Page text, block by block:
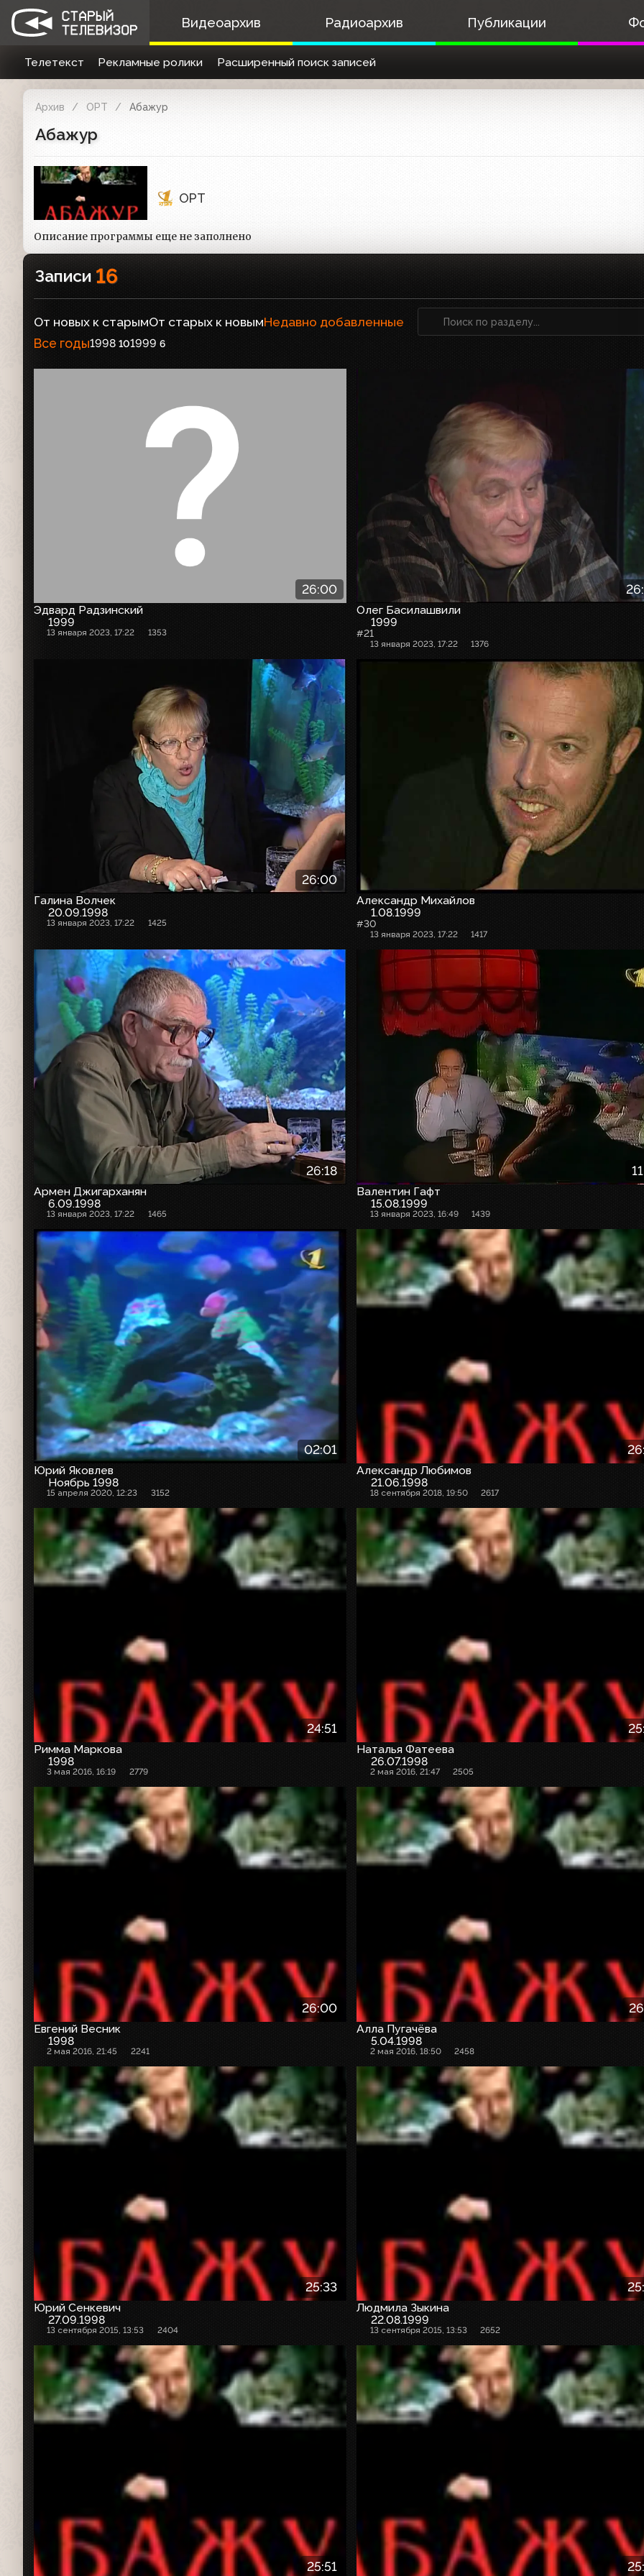
Видеоархив Радиоархив Публикации
Телетекст Рекламные ролики Расширенный поиск записей
Архив ОРТ Абажур
Абажур
ОРТ
Описание программы еще не заполнено
Записи 16
От новых к старымОт старых к новымНедавно добавленные
Все годы1998 101999 6
26:00
Эдвард Радзинский
1999
13 января 2023, 17:22 1353
Олег Басилашвили
1999
#21
13 января 2023, 17:22 1376
26:00
Галина Волчек
20.09.1998
13 января 2023, 17:22 1425
Александр Михайлов
1.08.1999
#30
13 января 2023, 17:22 1417
26:18
Армен Джигарханян
6.09.1998
13 января 2023, 17:22 1465
Валентин Гафт
15.08.1999
13 января 2023, 16:49 1439
02:01
Юрий Яковлев
Ноябрь 1998
15 апреля 2020, 12:23 3152
Александр Любимов
21.06.1998
18 сентября 2018, 19:50 2617
24:51
Римма Маркова
1998
3 мая 2016, 16:19 2779
Наталья Фатеева
26.07.1998
2 мая 2016, 21:47 2505
26:00
Евгений Весник
1998
2 мая 2016, 21:45 2241
Алла Пугачёва
5.04.1998
2 мая 2016, 18:50 2458
25:33
Юрий Сенкевич
27.09.1998
13 сентября 2015, 13:53 2404
Людмила Зыкина
22.08.1999
13 сентября 2015, 13:53 2652
25:51